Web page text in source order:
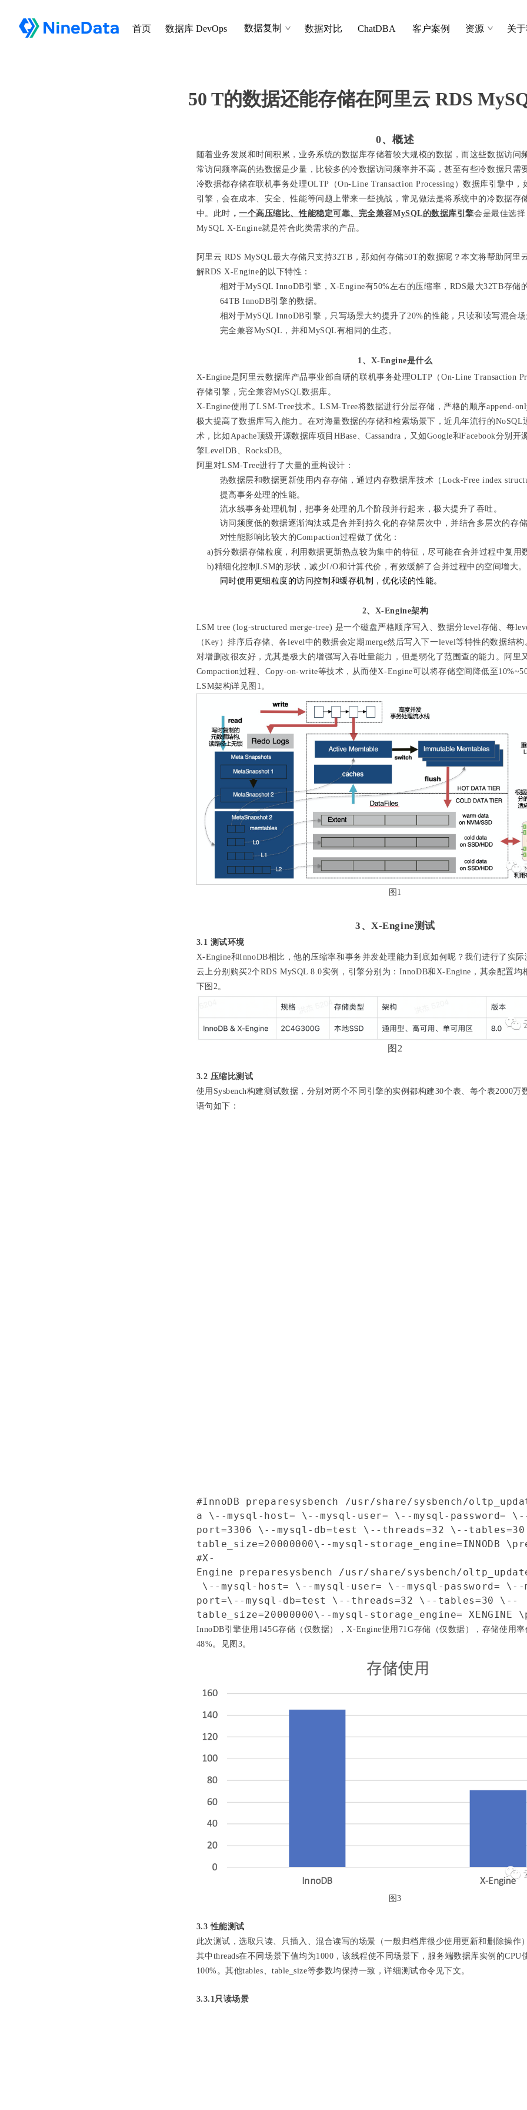
首页 数据库 DevOps 数据复制 数据对比 ChatDBA 客户案例 关
资源
50 T的数据还能存储在阿里云 RDS
0、概述
随着业务发展和时间积累，业务系统的数据库存储着较大规模的数据，而这些数据访问
常访问频率高的热数据是少量，比较多的冷数据访问频率并不高，甚至有些冷数据只需
冷数据都存储在联机事务处理OLTP（On-Line Transaction Processing）数据库引擎中，
引擎，会在成本、安全、性能等问题上带来一些挑战，常见做法是将系统中的冷数据存
中。此时 ，一个高压缩比、性能稳定可靠、完全兼容MySQL的数据库引擎会是最佳选
MySQL X-Engine就是符合此类需求的产品。
阿里云 RDS MySQL最大存储只支持32TB，那如何存储50T的数据呢？本文将帮助阿里
解RDS X-Engine的以下特性：
相对于MySQL InnoDB引擎，X-Engine有50%左右的压缩率，RDS最大32TB存储
64TB InnoDB引擎的数据。
相对于MySQL InnoDB引擎， 只写场景大约提升了20%的性能，只读和读写混合
完全兼容MySQL，并和MySQL有相同的生态。
1、X-Engine是什么
X-Engine是阿里云数据库产品事业部自研的联机事务处理OLTP（On-Line Transaction
存储引擎，完全兼容MySQL数据库。
X-Engine使用了LSM-Tree技术。LSM-Tree将数据进行分层存储，严格的顺序append-
极大提高了数据库写入能力。在对海量数据的存储和检索场景下，近几年流行的NoSQL
术，比如Apache顶级开源数据库项目HBase、Cassandra，又如Google和Facebook分别开
擎LevelDB、RocksDB。
阿里对LSM-Tree进行了大量的重构设计：
热数据层和数据更新使用内存存储，通过内存数据库技术（Lock-Free index
提高事务处理的性能。
流水线事务处理机制，把事务处理的几个阶段并行起来，极大提升了吞吐。
访问频度低的数据逐渐淘汰或是合并到持久化的存储层次中，并结合多层次的存
对性能影响比较大的Compaction过程做了优化：
a)拆分数据存储粒度，利用数据更新热点较为集中的特征，尽可能在合并过程中复用
b)精细化控制LSM的形状，减少I/O和计算代价，有效缓解了合并过程中的空间增大。
同时使用更细粒度的访问控制和缓存机制，优化读的性能。
2、 X-Engine架构
LSM tree (log-structured merge-tree) 是一个磁盘严格顺序写入、数据分level存储、每
（Key）排序后存储、各level中的数据会定期merge然后写入下一level等特性的数据结
对增删改很友好，尤其是极大的增强写入吞吐量能力，但是弱化了范围查的能力。阿里
Compaction过程、Copy-on-write等技术，从而使X-Engine可以将存储空间降低至
LSM架构详见图1。
图1
3、X-Engine测试
3.1 测试环境
X-Engine和InnoDB相比，他的压缩率和事务并发处理能力到底如何呢？我们进行了实
云上分别购买2个RDS MySQL 8.0实例，引擎分别为：InnoDB和X-Engine，其余配置均
下图2。
图2
3.2 压缩比测试
使用Sysbench构建测试数据，分别对两个不同引擎的实例都构建30个表、每个表2000万
语句如下：
#InnoDB preparesysbench /usr/share/sysbench/
a \ --mysql-host= \ --mysql-user= \ --mysql-password= \
port=3306 \ --mysql-db=test \ --threads=32 \ --
table_size=20000000\ --mysql-storage_engine=INNODB \
#X-
Engine preparesysbench /usr/share/sysbench/
\ --mysql-host= \ --mysql-user= \ --mysql-password= \ --
port=\ --mysql-db=test \ --threads=32 \ --tables=30 \ --
table_size=20000000\ --mysql-storage_engine= XENGINE \
InnoDB引擎使用145G存储（仅数据），X-Engine使用71G存储（仅数据），存储使用
48%。见图3。
图3
3.3 性能测试
此次测试，选取只读、只插入、混合读写的场景（一般归档库很少使用更新和删除操作
其中threads在不同场景下值均为1000，该线程使不同场景下，服务端数据库实例的CPU
100%。其他tables、table_size等参数均保持一致，详细测试命令见下文。
3.3.1只读场景